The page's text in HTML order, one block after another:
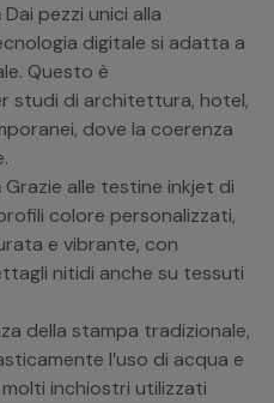
Dai pezzi unici alla
digitale si adatta a
Questo è
studi di architettura, hotel,
dove la coerenza
Grazie alle testine inkjet di
colore personalizzati,
e vibrante, con
nitidi anche su tessuti
della stampa tradizionale,
l’uso di acqua e
inchiostri utilizzati